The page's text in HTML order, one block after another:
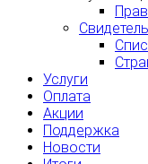
Услуги
Оплата
Акции
Поддержка
Новости